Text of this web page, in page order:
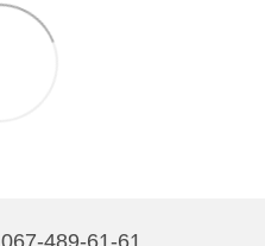
067-489-61-61